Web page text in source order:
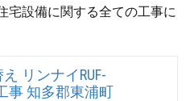
宅設備に関する全ての工事に
リンナイRUF-
事 知多郡東浦町